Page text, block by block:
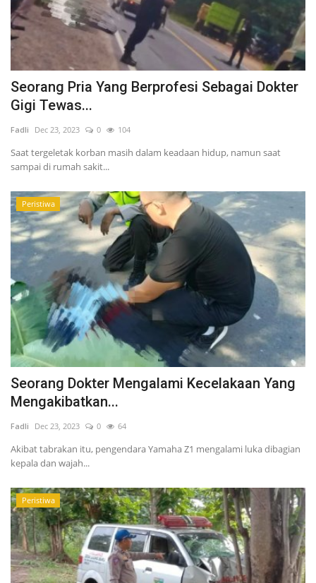
Seorang Pria Yang Berprofesi Sebagai Dokter
Gigi Tewas...
Fadli Dec 23, 2023 0 104
Saat tergeletak korban masih dalam keadaan hidup, namun saat
sampai di rumah sakit...
Peristiwa
Seorang Dokter Mengalami Kecelakaan Yang
Mengakibatkan...
Fadli Dec 23, 2023 0 64
Akibat tabrakan itu, pengendara Yamaha Z1 mengalami luka dibagian
kepala dan wajah...
Peristiwa